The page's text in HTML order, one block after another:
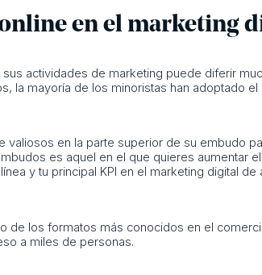
en el marketing
actividades de marketing puede diferir
la mayoría de los minoristas han adoptado
en la parte superior de su embudo
es aquel en el que quieres aumentar
y tu principal KPI en el marketing digital
de los formatos más conocidos en el
a miles de personas.